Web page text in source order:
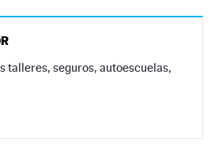
talleres, seguros, autoescuelas,